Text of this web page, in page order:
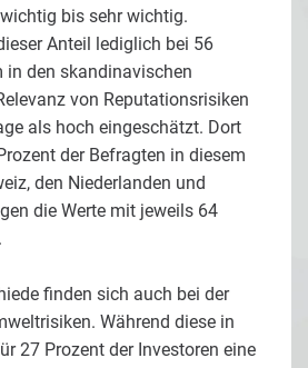
bis sehr wichtig.
Anteil lediglich bei 56
in den skandinavischen
von Reputationsrisiken
als hoch eingeschätzt. Dort
der Befragten in diesem
den Niederlanden und
die Werte mit jeweils 64
finden sich auch bei der
Während diese in
27 Prozent der Investoren eine